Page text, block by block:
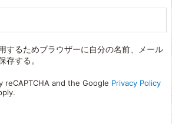
するためブラウザーに自分の名前、メール
存する。
and the Google Privacy Policy